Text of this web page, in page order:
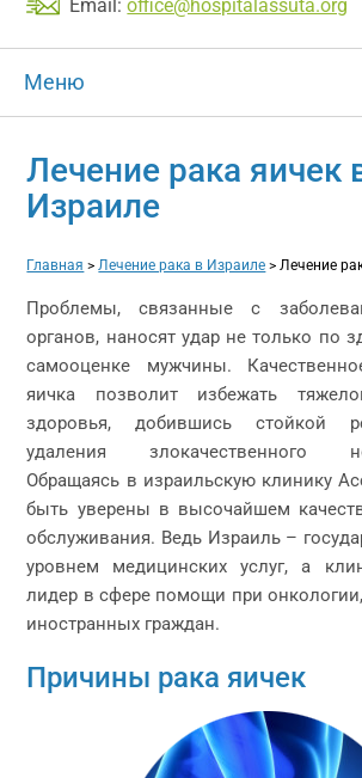
Email: office@hospitalassuta.org
Меню
Лечение рака яичек
Израиле
Главная >Лечение рака в Израиле >Лечение
Проблемы, связанные с
органов, наносят удар не только по
самооценке мужчины.
яичка позволит избежать
здоровья, добившись стойкой
удаления злокачественного
Обращаясь в израильскую клинику
быть уверены в высочайшем
обслуживания. Ведь Израиль –
уровнем медицинских услуг, а
лидер в сфере помощи при
иностранных граждан.
Причины рака яичек